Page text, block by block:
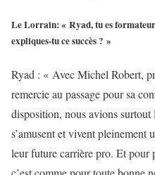
Le Lorrain: « Ryad, tu es
expliques-tu ce succès ? »
Ryad : « Avec Michel Robert,
remercie au passage pour sa
disposition, nous avions surtout
s’amusent et vivent pleinement
leur future carrière pro. Et pour